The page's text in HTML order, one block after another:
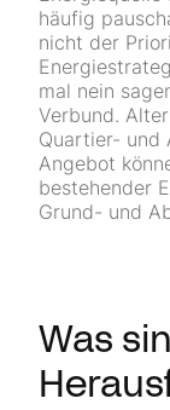
häufig
nicht der
mal nein
Verbund.
Quartier- und
Angebot
bestehender
Grund- und
Was